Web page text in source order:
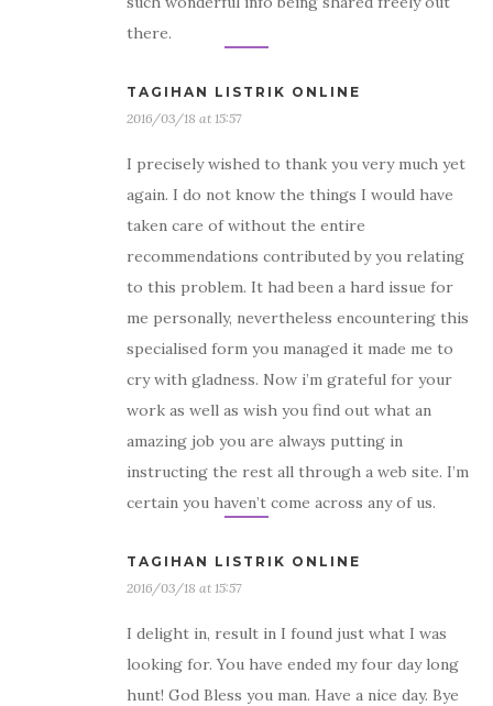
there.
TAGIHAN LISTRIK ONLINE
2016/03/18 at 15:57
I precisely wished to thank you very much yet
again. I do not know the things I would have
taken care of without the entire
recommendations contributed by you relating
to this problem. It had been a hard issue for
me personally, nevertheless encountering this
specialised form you managed it made me to
cry with gladness. Now i’m grateful for your
work as well as wish you find out what an
amazing job you are always putting in
instructing the rest all through a web site. I’m
certain you haven’t come across any of us.
TAGIHAN LISTRIK ONLINE
2016/03/18 at 15:57
I delight in, result in I found just what I was
looking for. You have ended my four day long
hunt! God Bless you man. Have a nice day. Bye